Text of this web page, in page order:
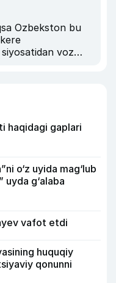
Ozbekston bu
voz
haqidagi gaplari
o‘z uyida mag‘lub
g‘alaba
vafot etdi
huquqiy
qonunni